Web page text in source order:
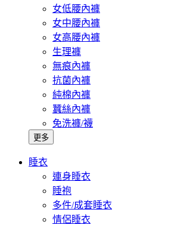
女低腰內褲
女中腰內褲
女高腰內褲
生理褲
無痕內褲
抗菌內褲
純棉內褲
蠶絲內褲
免洗褲/襪
更多
睡衣
連身睡衣
睡袍
多件/成套睡衣
情侶睡衣